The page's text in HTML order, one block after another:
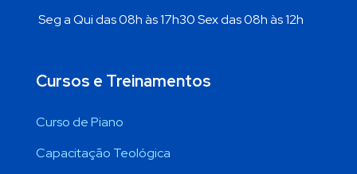
Seg a Qui das 08h às 17h30 Sex das 08h às 12h
Cursos e Treinamentos
Curso de Piano
Capacitação Teológica